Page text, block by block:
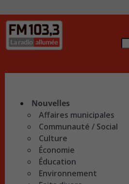
Nouvelles
Affaires municipales
Communauté / Social
Culture
Économie
Éducation
Environnement